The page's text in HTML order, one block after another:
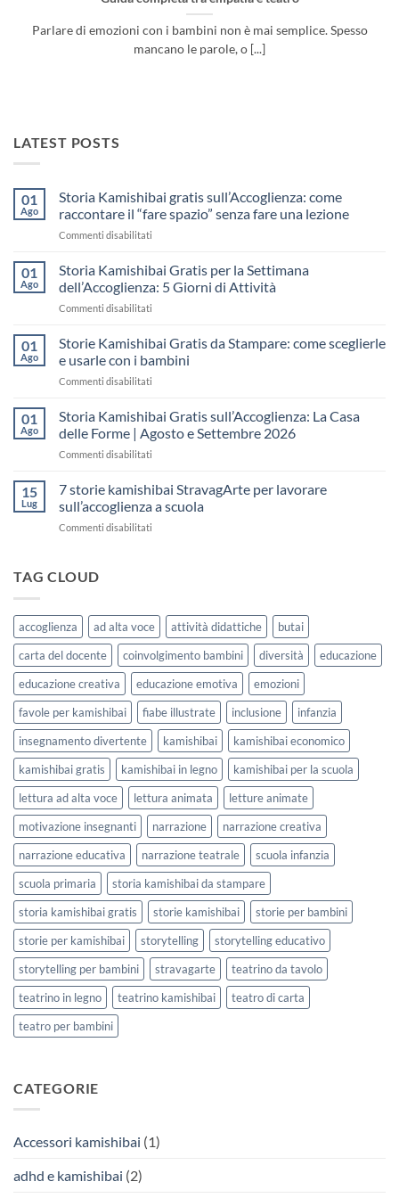
Parlare di emozioni con i bambini non è mai semplice. Spesso
mancano le parole, o [...]
LATEST POSTS
01
Ago
Storia Kamishibai gratis sull’Accoglienza: come
raccontare il “fare spazio” senza fare una lezione
Commenti disabilitati
Kamishibai
sull’Accoglienza:
il
“fare
una
lezione
01
Ago
Storia Kamishibai Gratis per la Settimana
dell’Accoglienza: 5 Giorni di Attività
Commenti disabilitati
Kamishibai
per
dell’Accoglienza:
Giorni
01
Ago
Storie Kamishibai Gratis da Stampare: come sceglierle
e usarle con i bambini
Commenti disabilitati
Kamishibai
da
sceglierle
01
Ago
Storia Kamishibai Gratis sull’Accoglienza: La Casa
delle Forme | Agosto e Settembre 2026
Commenti disabilitati
Kamishibai
sull’Accoglienza:
Settembre
2026
15
Lug
7 storie kamishibai StravagArte per lavorare
sull’accoglienza a scuola
Commenti disabilitati
lavorare
sull’accoglienza
a
scuola
TAG CLOUD
accoglienza ad alta voce attività didattiche
butai
carta del docente
coinvolgimento bambini diversità
educazione
educazione creativa
educazione emotiva
emozioni
favole per kamishibai
fiabe illustrate inclusione
infanzia
insegnamento divertente
kamishibai
kamishibai economico
kamishibai gratis
kamishibai in legno
kamishibai per la scuola
lettura ad alta voce
lettura animata
letture animate
motivazione insegnanti
narrazione
narrazione creativa
narrazione educativa
narrazione teatrale
scuola infanzia
scuola primaria
storia kamishibai da stampare
storia kamishibai gratis
storie kamishibai
storie per bambini
storie per kamishibai
storytelling
storytelling educativo
storytelling per bambini
stravagarte
teatrino da tavolo
teatrino in legno
teatrino kamishibai
teatro di carta
teatro per bambini
CATEGORIE
Accessori kamishibai (1)
adhd e kamishibai (2)